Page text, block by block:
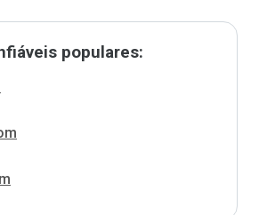
populares: